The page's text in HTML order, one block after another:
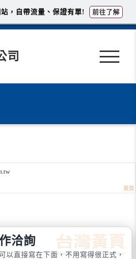
司
洽詢
以直接寫在下面，不用寫得很正式，
，自帶流量、保證有單! 前往了解